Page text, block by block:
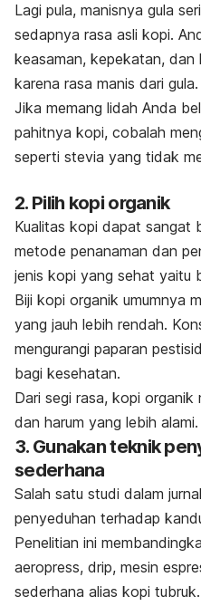
Lagi pula, manisnya gula
sedapnya rasa asli kopi.
keasaman, kepekatan, dan
karena rasa manis dari gula.
Jika memang lidah Anda
pahitnya kopi, cobalah
seperti stevia yang tidak
2. Pilih kopi organik
Kualitas kopi dapat sangat
metode penanaman dan
jenis kopi yang sehat yaitu
Biji kopi organik umumnya
yang jauh lebih rendah.
mengurangi paparan
bagi kesehatan.
Dari segi rasa, kopi
dan harum yang lebih alami.
3. Gunakan teknik
sederhana
Salah satu studi dalam jurnal
penyeduhan terhadap
Penelitian ini
aeropress, drip, mesin
sederhana alias kopi tubruk.